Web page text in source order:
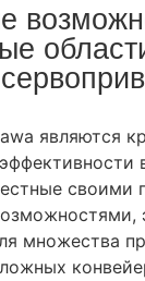
являются
своими
множества